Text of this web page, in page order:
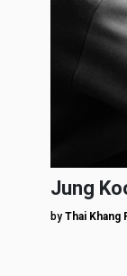
Jung
by Thai Khang